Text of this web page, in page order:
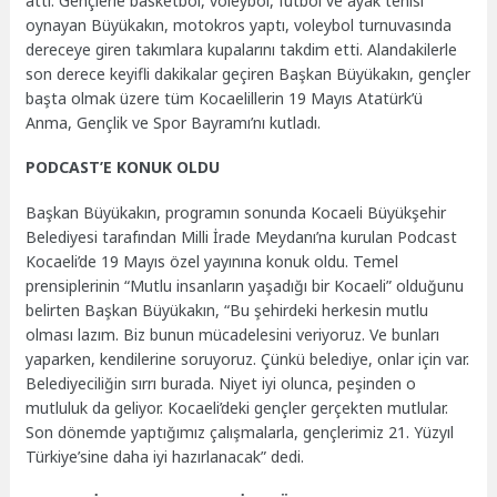
oynayan Büyükakın, motokros yaptı, voleybol turnuvasında
dereceye giren takımlara kupalarını takdim etti. Alandakilerle
son derece keyifli dakikalar geçiren Başkan Büyükakın, gençler
başta olmak üzere tüm Kocaelillerin 19 Mayıs Atatürk’ü
Anma, Gençlik ve Spor Bayramı’nı kutladı.
PODCAST’E KONUK OLDU
Başkan Büyükakın, programın sonunda Kocaeli Büyükşehir
Belediyesi tarafından Milli İrade Meydanı’na kurulan Podcast
Kocaeli’de 19 Mayıs özel yayınına konuk oldu. Temel
prensiplerinin “Mutlu insanların yaşadığı bir Kocaeli” olduğunu
belirten Başkan Büyükakın, “Bu şehirdeki herkesin mutlu
olması lazım. Biz bunun mücadelesini veriyoruz. Ve bunları
yaparken, kendilerine soruyoruz. Çünkü belediye, onlar için var.
Belediyeciliğin sırrı burada. Niyet iyi olunca, peşinden o
mutluluk da geliyor. Kocaeli’deki gençler gerçekten mutlular.
Son dönemde yaptığımız çalışmalarla, gençlerimiz 21. Yüzyıl
Türkiye’sine daha iyi hazırlanacak” dedi.